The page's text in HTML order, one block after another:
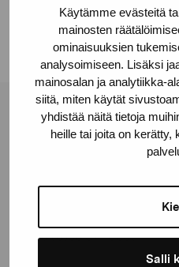
Käytämme evästeitä
mainosten
ominaisuuksien
analysoimiseen. Lisäksi
mainosalan ja analytiikka-
siitä, miten käytät
yhdistää näitä tietoja
heille tai joita on kerätty,
Salli
Linkedin
Pro Artibus -
+358 (0)50 371 6339